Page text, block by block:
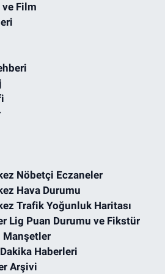
ve Film
Nöbetçi Eczaneler
Hava Durumu
Trafik Yoğunluk Haritası
Lig Puan Durumu ve Fikstür
Manşetler
Haberleri
Arşivi